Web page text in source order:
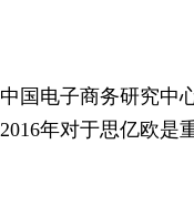
中国电子商务研究中
2016年对于思亿欧是